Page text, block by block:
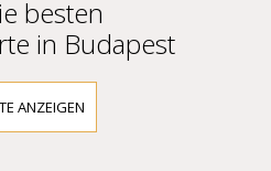
besten
in Budapest
ANZEIGEN